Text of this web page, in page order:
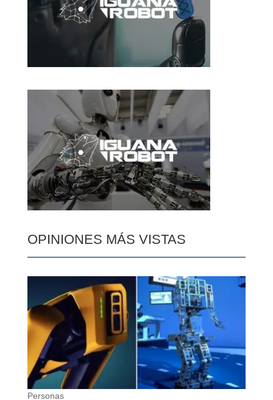
OPINIONES MÁS VISTAS